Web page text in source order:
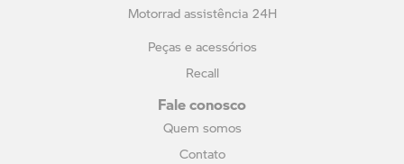
Motorrad assistência 24H
Peças e acessórios
Recall
Fale conosco
Quem somos
Contato